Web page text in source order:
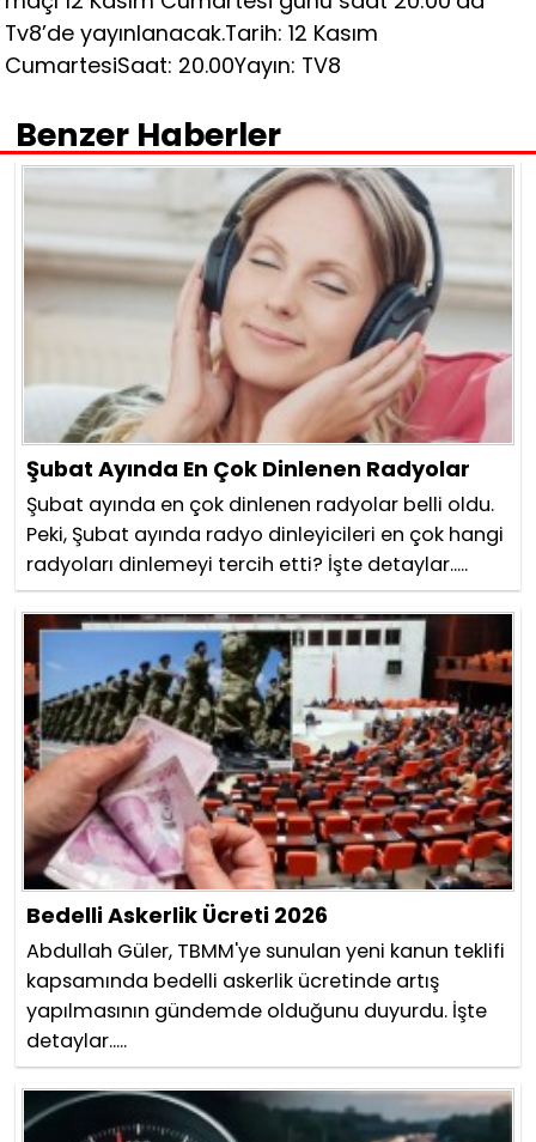
Tv8’de yayınlanacak.Tarih: 12 Kasım
CumartesiSaat: 20.00Yayın: TV8
Benzer Haberler
Şubat Ayında En Çok Dinlenen Radyolar
Şubat ayında en çok dinlenen radyolar belli oldu.
Peki, Şubat ayında radyo dinleyicileri en çok hangi
radyoları dinlemeyi tercih etti? İşte detaylar.....
Bedelli Askerlik Ücreti 2026
Abdullah Güler, TBMM'ye sunulan yeni kanun teklifi
kapsamında bedelli askerlik ücretinde artış
yapılmasının gündemde olduğunu duyurdu. İşte
detaylar.....